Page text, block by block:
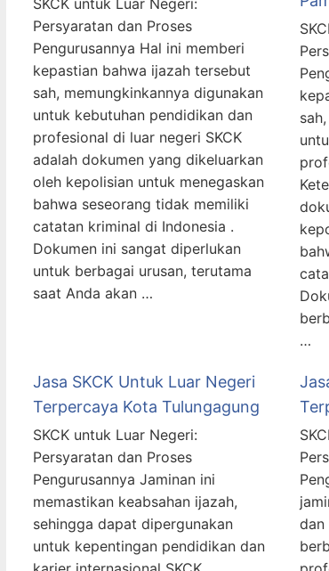
SKCK untuk Luar Negeri:
Persyaratan dan Proses
Pengurusannya Hal ini memberi
kepastian bahwa ijazah tersebut
sah, memungkinkannya digunakan
untuk kebutuhan pendidikan dan
profesional di luar negeri SKCK
adalah dokumen yang dikeluarkan
oleh kepolisian untuk menegaskan
bahwa seseorang tidak memiliki
catatan kriminal di Indonesia .
Dokumen ini sangat diperlukan
untuk berbagai urusan, terutama
saat Anda akan …
…
Jasa SKCK Untuk Luar Negeri
Terpercaya Kota Tulungagung
SKCK untuk Luar Negeri:
Persyaratan dan Proses
Pengurusannya Jaminan ini
memastikan keabsahan ijazah,
sehingga dapat dipergunakan
untuk kepentingan pendidikan dan
dan